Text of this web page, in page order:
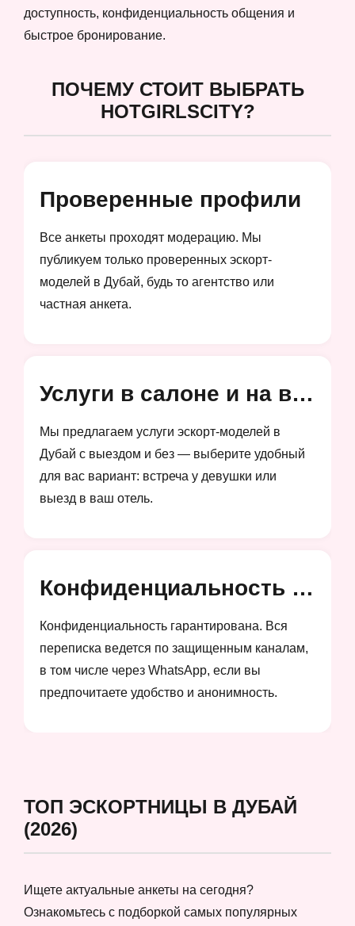
доступность, конфиденциальность общения и
быстрое бронирование.
ПОЧЕМУ СТОИТ ВЫБРАТЬ
HOTGIRLSCITY?
Проверенные профили
Все анкеты проходят модерацию. Мы
публикуем только проверенных эскорт-
моделей в Дубай, будь то агентство или
частная анкета.
Услуги в салоне и на выезд
Мы предлагаем услуги эскорт-моделей в
Дубай с выездом и без — выберите удобный
для вас вариант: встреча у девушки или
выезд в ваш отель.
Конфиденциальность и анонимность
Конфиденциальность гарантирована. Вся
переписка ведется по защищенным каналам,
в том числе через WhatsApp, если вы
предпочитаете удобство и анонимность.
ТОП ЭСКОРТНИЦЫ В ДУБАЙ
(2026)
Ищете актуальные анкеты на сегодня?
Ознакомьтесь с подборкой самых популярных